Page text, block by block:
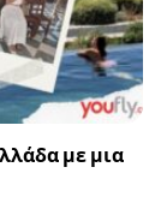
με μια